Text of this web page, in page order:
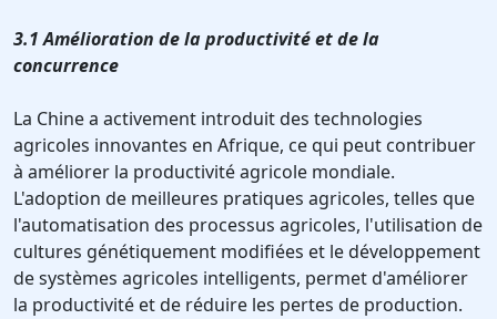
3.1 Amélioration de la productivité et de la
concurrence
La Chine a activement introduit des technologies
agricoles innovantes en Afrique, ce qui peut contribuer
à améliorer la productivité agricole mondiale.
L'adoption de meilleures pratiques agricoles, telles que
l'automatisation des processus agricoles, l'utilisation de
cultures génétiquement modifiées et le développement
de systèmes agricoles intelligents, permet d'améliorer
la productivité et de réduire les pertes de production.